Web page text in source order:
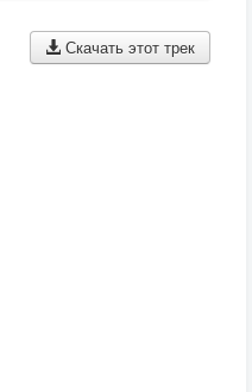
Скачать этот трек